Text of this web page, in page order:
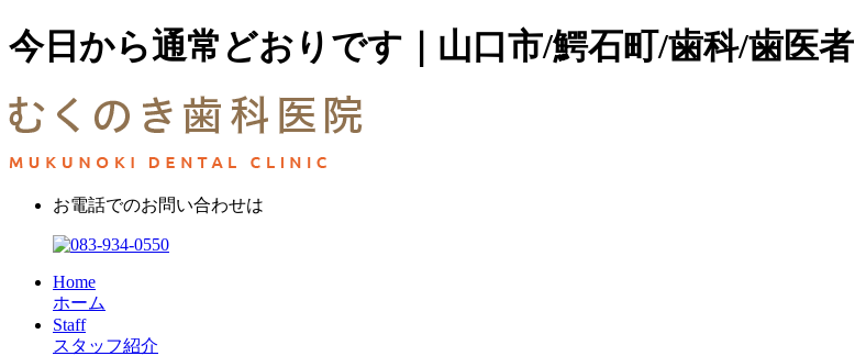
今日から通常どおりです｜山口市/鰐石町/歯科/歯医者
お電話でのお問い合わせは
Home
ホーム
Staff
スタッフ紹介